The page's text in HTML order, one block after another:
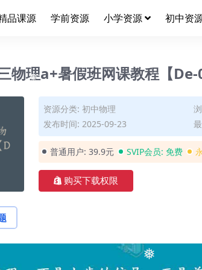
❅
品课源 学前资源 小学资源 初中资
物理a+暑假班网课教程【De-
资源分类: 初中物理
发布时间: 2025-09-23
普通用户: 39.9元 SVIP会员: 免费
购买下载权限